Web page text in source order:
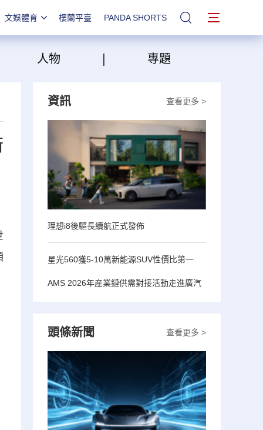
文娛體育 樓蘭平臺 PANDA SHORTS 站內搜索
人物 | 專題
查看更多 >
資訊
理想i8後驅長續航正式發佈
星光560獲5-10萬新能源SUV性價比第一
AMS 2026年産業鏈供需對接活動走進廣汽
查看更多 >
頭條新聞